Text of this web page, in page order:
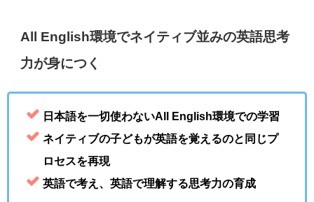
All English環境でネイティブ並みの英語思考
力が身につく
日本語を一切使わないAll English環境での学習
ネイティブの子どもが英語を覚えるのと同じプ
ロセスを再現
英語で考え、英語で理解する思考力の育成